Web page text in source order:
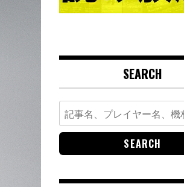
SEARCH
Search
for: